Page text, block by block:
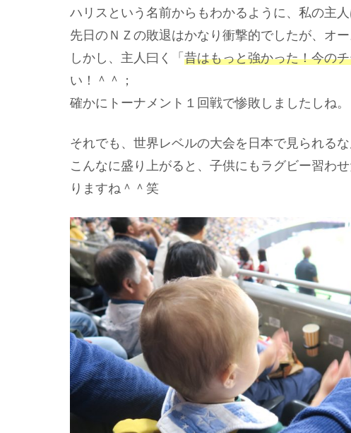
ハリスという名前からもわかるように、私の主
先日のＮＺの敗退はかなり衝撃的でしたが、オ
しかし、主人曰く「 昔はもっと強かった！今の
い！＾＾；
確かにトーナメント１回戦で惨敗しましたしね。
それでも、世界レベルの大会を日本で見られる
こんなに盛り上がると、子供にもラグビー習わ
りますね＾＾笑